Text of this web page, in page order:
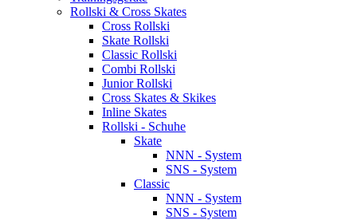
Rollski & Cross Skates
Cross Rollski
Skate Rollski
Classic Rollski
Combi Rollski
Junior Rollski
Cross Skates & Skikes
Inline Skates
Rollski - Schuhe
Skate
NNN - System
SNS - System
Classic
NNN - System
SNS - System